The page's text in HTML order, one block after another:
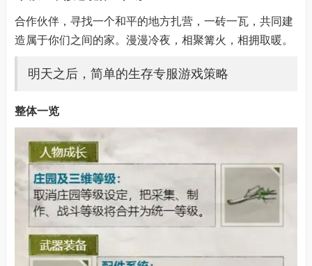
合作伙伴，寻找一个和平的地方扎营，一砖一瓦，共同建
造属于你们之间的家。漫漫冷夜，相聚篝火，相拥取暖。
明天之后，简单的生存专服游戏策略
整体一览